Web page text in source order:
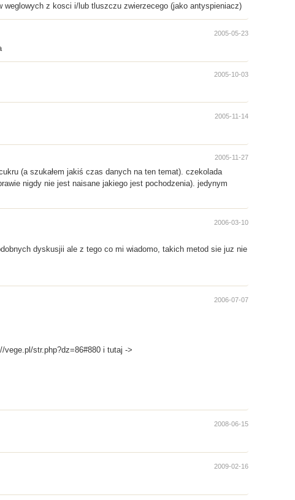
z kosci i/lub tluszczu zwierzecego (jako antyspieniacz)
2005-05-23
2005-10-03
2005-11-14
2005-11-27
(a szukałem jakiś czas danych na ten temat). czekolada
nigdy nie jest naisane jakiego jest pochodzenia). jedynym
2006-03-10
dyskusjii ale z tego co mi wiadomo, takich metod sie juz nie
2006-07-07
str.php?dz=86#880 i tutaj ->
2008-06-15
2009-02-16